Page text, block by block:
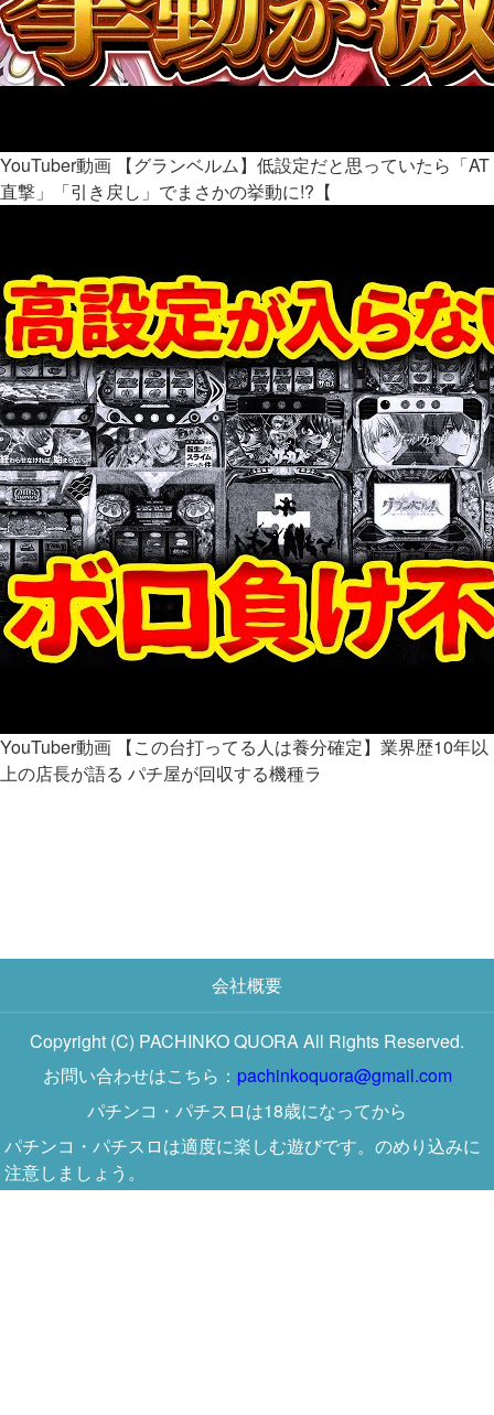
YouTuber動画
【グランベルム】低設定だと思っていたら「AT
直撃」「引き戻し」でまさかの挙動に!?【
YouTuber動画
【この台打ってる人は養分確定】業界歴10年以
上の店長が語る パチ屋が回収する機種ラ
会社概要
Copyright (C) PACHINKO QUORA All Rights Reserved.
お問い合わせはこちら： pachinkoquora@gmail.com
パチンコ・パチスロは18歳になってから
パチンコ・パチスロは適度に楽しむ遊びです。のめり込みに
注意しましょう。